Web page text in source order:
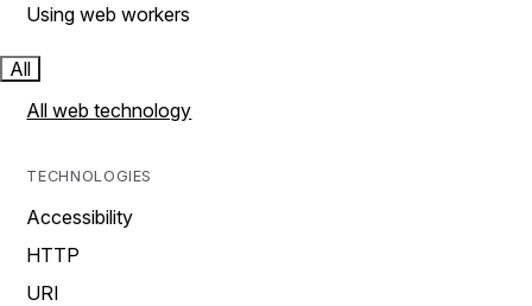
Using web workers
All
All web technology
TECHNOLOGIES
Accessibility
HTTP
URI